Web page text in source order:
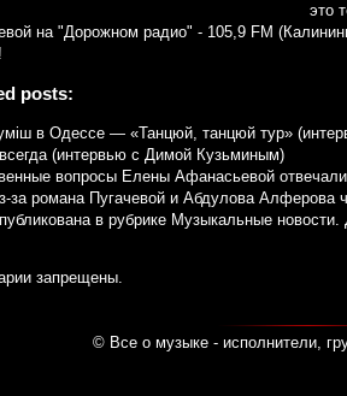
это
на "Дорожном радио" - 105,9 FM
posts:
в Одессе — «Танцюй, танцюй тур»
(интервью с Димой Кузьминым)
вопросы Елены Афанасьевой
за романа Пугачевой и Абдулова Алферова
в рубрике Музыкальные новости.
запрещены.
© Все о музыке - исполнители,